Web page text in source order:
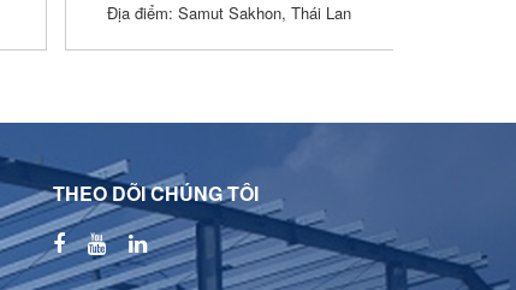
Địa điểm: Samut Sakhon, Thái Lan
THEO DÕI CHÚNG TÔI